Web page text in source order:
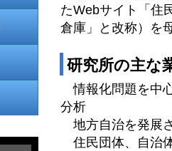
たWebサイト「住
倉庫」と改称）を
研究所の主な
情報化問題を中
分析
地方自治を発展
住民団体、自治